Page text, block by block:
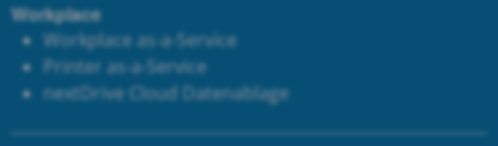
Workplace
Workplace as-a-Service
Printer as-a-Service
nextDrive Cloud Datenablage